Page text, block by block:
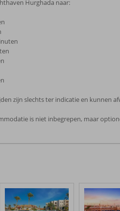
Hurghada naar:
zijn slechts ter indicatie en kunnen
is niet inbegrepen, maar